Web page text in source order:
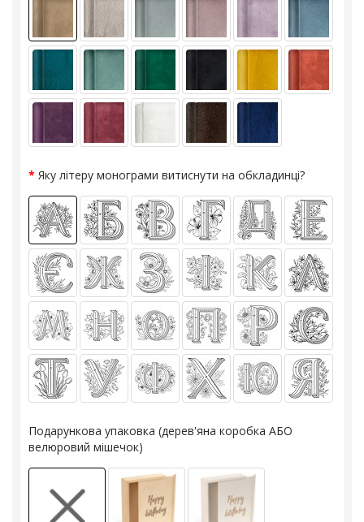
Яку літеру монограми витиснути на обкладинці?
Подарункова упаковка (дерев'яна коробка АБО
велюровий мішечок)